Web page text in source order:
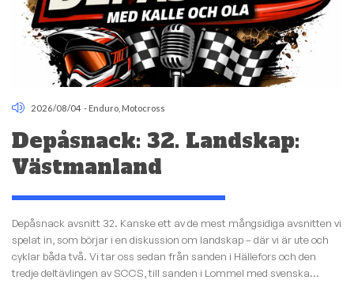
2026/08/04 - Enduro Motocross
Depåsnack: 32. Landskap:
Västmanland
Depåsnack avsnitt 32. Kanske ett av de mest mångsidiga avsnitten vi
spelat in, som börjar i en diskussion om landskap – där vi är ute och
cyklar båda två. Vi tar oss sedan från sanden i Hällefors och den
tredje deltävlingen av SCCS, till sanden i Lommel med svenska...